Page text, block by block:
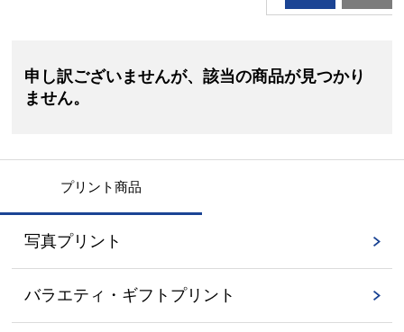
申し訳ございませんが、該当の商品が見つかり
ません。
プリント商品
写真プリント
バラエティ・ギフトプリント